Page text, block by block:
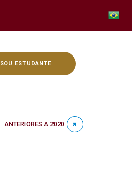
SOU ESTUDANTE
ANTERIORES A 2020